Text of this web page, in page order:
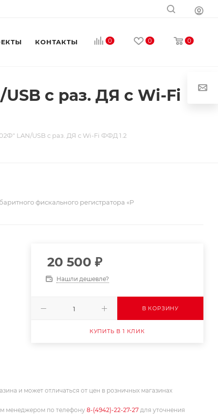
0 0 0
КОНТАКТЫ
с раз. ДЯ c Wi-Fi
LAN/USB с раз. ДЯ c Wi-Fi ФФД 1.2
фискального регистратора «Р
20 500 ₽
Нашли дешевле?
В КОРЗИНУ
КУПИТЬ В 1 КЛИК
и может отличаться от цен в розничных магазинах
менеджером по телефону8-(4942)-22-27-27 для уточнения